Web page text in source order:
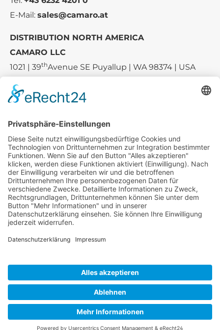
E-Mail: sales@camaro.at
DISTRIBUTION NORTH AMERICA
CAMARO LLC
1021 | 39thAvenue SE Puyallup | WA 98374 | USA
Tel.:+1 253-867-57 35
Unternehmen
Service
Media
© 2026 - Camaro Erich Roiser GmbH
AGB Impressum
und ggf. Nachnahmegebühren, wenn nicht anders angegeben.